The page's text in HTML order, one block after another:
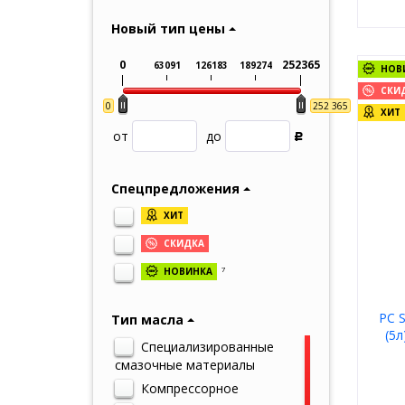
Новый тип цены
0 252 365
0 63091 126183 189274 252365
от до Р
Спецпредложения
ХИТ
СКИДКА
НОВИНКА 7
Тип масла
Специализированные
смазочные материалы
Компрессорное
ОднаХИТ
PC